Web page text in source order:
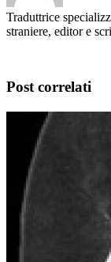
Traduttrice
straniere, editor e
Post correlati